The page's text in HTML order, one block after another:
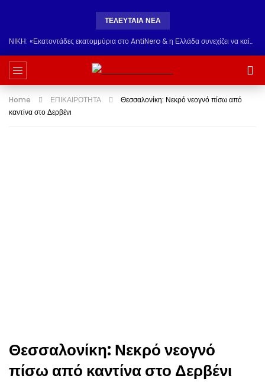
ΤΕΛΕΥΤΑΙΑ ΝΕΑ
ΝΙΚΗ: «Εκατοντάδες εκατομμύρια στο AntiNero & η Ελλάδα συνεχίζει να καίγεται» – Σκληρά ερωτήματα για τη διαχείριση των κονδυλίων
Home ΕΠΙΚΑΙΡΟΤΗΤΑ
Θεσσαλονίκη: Νεκρό νεογνό πίσω από
καντίνα στο Δερβένι
Θεσσαλονίκη: Νεκρό νεογνό
πίσω από καντίνα στο Δερβένι